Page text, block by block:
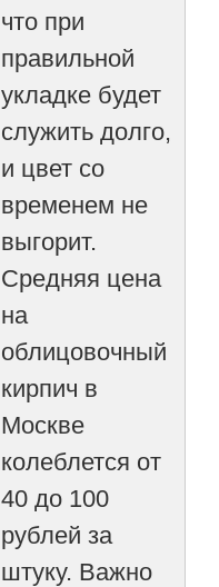
что при
правильной
укладке будет
служить долго,
и цвет со
временем не
выгорит.
Средняя цена
на
облицовочный
кирпич в
Москве
колеблется от
40 до 100
рублей за
штуку. Важно